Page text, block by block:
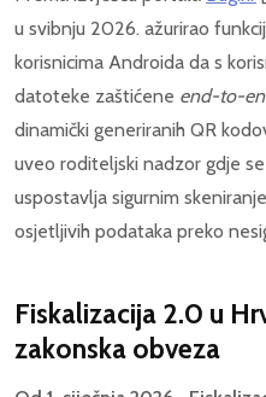
u svibnju 2026. ažurirao
korisnicima Androida da s
datoteke zaštićene end-to-
dinamički generiranih QR
uveo roditeljski nadzor gdje
uspostavlja sigurnim
osjetljivih podataka preko
Fiskalizacija 2.0 u
zakonska obveza